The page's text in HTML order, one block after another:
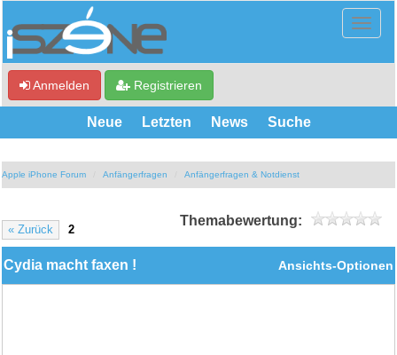
Anmelden Registrieren
Neue Letzten News Suche
Apple iPhone Forum Anfängerfragen Anfängerfragen & Notdienst
« Zurück 2
Themabewertung:
Ansichts-Optionen
Cydia macht faxen !